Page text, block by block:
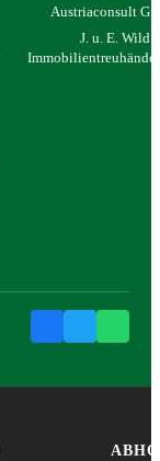
Austriaconsult
J. u. E. Wild